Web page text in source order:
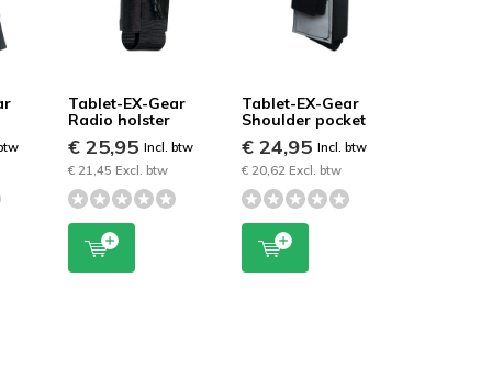
Tablet-EX-Gear
Radio holster
€ 25,95 Incl. btw
€ 21,45 Excl. btw
Tablet-EX-Gear
Shoulder pocket
€ 24,95Incl. btw
€ 20,62 Excl. btw